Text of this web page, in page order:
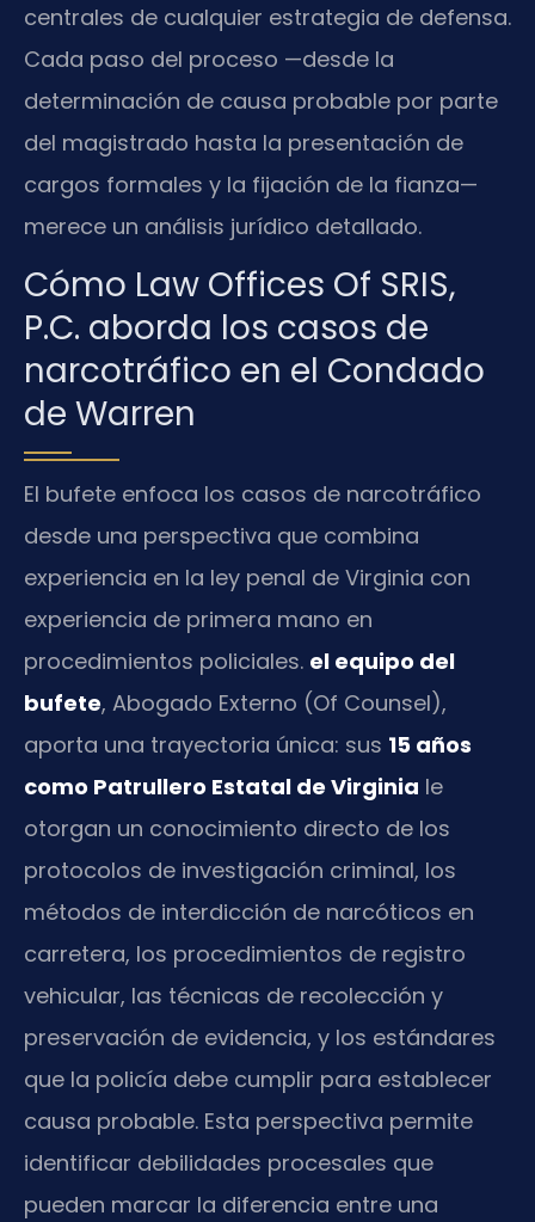
centrales de cualquier estrategia de defensa.
Cada paso del proceso —desde la
determinación de causa probable por parte
del magistrado hasta la presentación de
cargos formales y la fijación de la fianza—
merece un análisis jurídico detallado.
Cómo Law Offices Of SRIS,
P.C. aborda los casos de
narcotráfico en el Condado
de Warren
El bufete enfoca los casos de narcotráfico
desde una perspectiva que combina
experiencia en la ley penal de Virginia con
experiencia de primera mano en
procedimientos policiales. el equipo del
bufete, Abogado Externo (Of Counsel),
aporta una trayectoria única: sus 15 años
como Patrullero Estatal de Virginia le
otorgan un conocimiento directo de los
protocolos de investigación criminal, los
métodos de interdicción de narcóticos en
carretera, los procedimientos de registro
vehicular, las técnicas de recolección y
preservación de evidencia, y los estándares
que la policía debe cumplir para establecer
causa probable. Esta perspectiva permite
identificar debilidades procesales que
pueden marcar la diferencia entre una